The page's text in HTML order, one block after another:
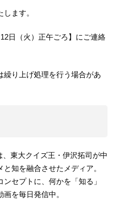
ます。
日（火）正午ごろ】にご連絡
り上げ処理を行う場合があ
東大クイズ王・伊沢拓司が中
知を融合させたメディア。
ンセプトに、何かを「知る」
を毎日発信中。